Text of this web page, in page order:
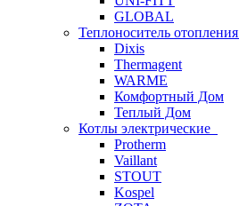
GLOBAL
Теплоноситель отопления
Dixis
Thermagent
WARME
Комфортный Дом
Теплый Дом
Котлы электрические
Protherm
Vaillant
STOUT
Kospel